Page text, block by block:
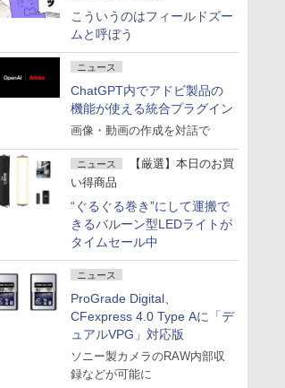
こういうのはフィールドズー
ムと呼ぼう
ニュース
ChatGPT内でアドビ製品の
機能が使える統合プラグイン
画像・動画の作成を対話で
ニュース
【厳選】本日のお買
い得商品
“ぐるぐる巻き”にして運搬で
きるバルーン型LEDライトが
タイムセール中
ニュース
ProGrade Digital、
CFexpress 4.0 Type Aに「デ
ュアルVPG」対応版
ソニー製カメラのRAW内部収
録などが可能に